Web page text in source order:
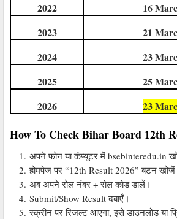
2022
16
2023
21
2024
23
2025
25
2026
23
How To Check Bihar Board 12th
अपने फोन या कंप्यूटर में bsebinteredu.in
होमपेज पर “12th Result 2026” बटन
अब अपने रोल नंबर + रोल कोड डालें।
Submit/Show Result दबाएँ।
स्क्रीन पर रिजल्ट आएगा, इसे डाउनलोड या